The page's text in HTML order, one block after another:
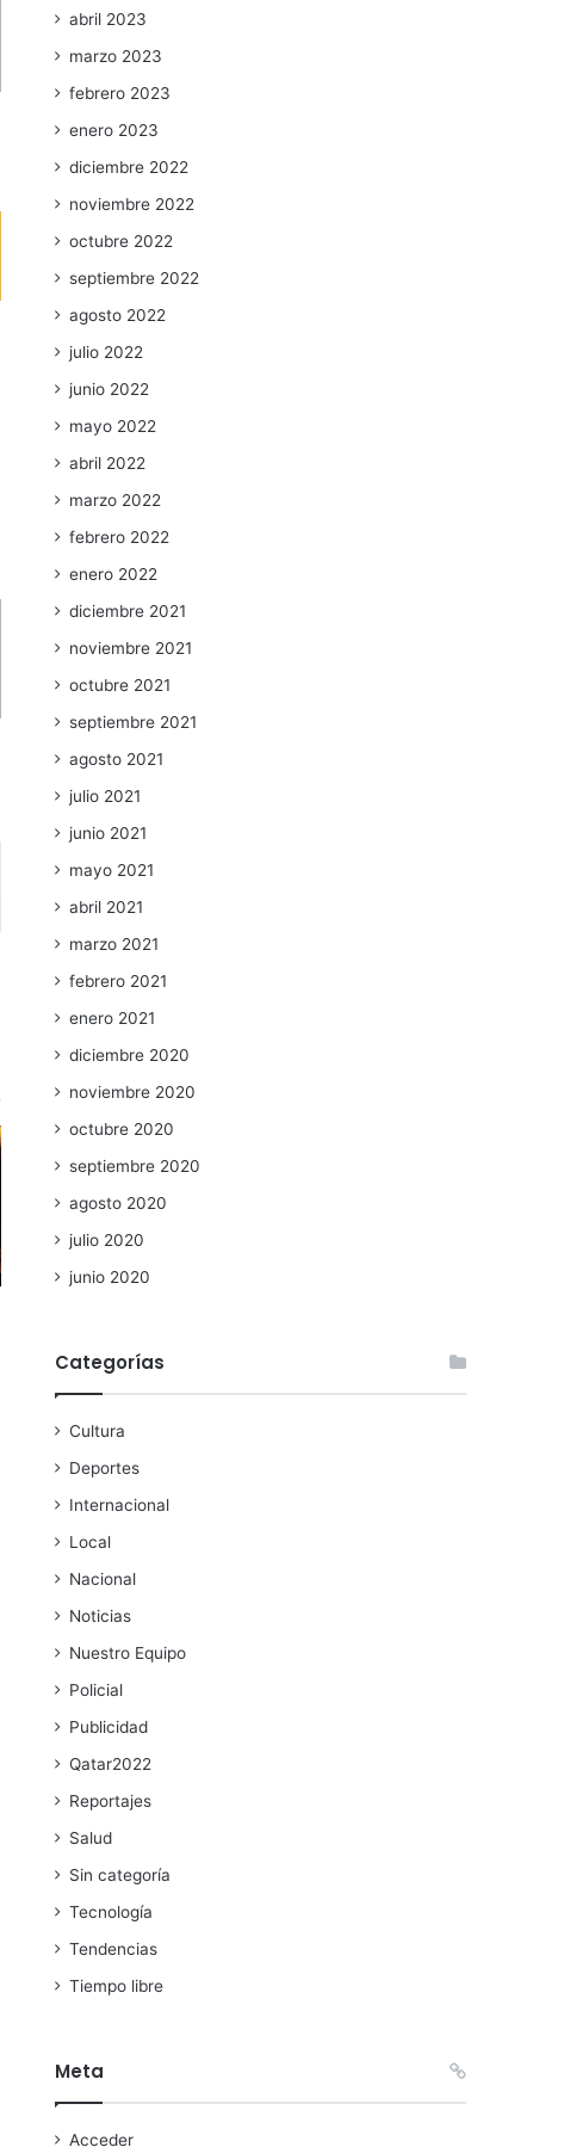
abril 2023
marzo 2023
febrero 2023
enero 2023
diciembre 2022
noviembre 2022
octubre 2022
septiembre 2022
agosto 2022
julio 2022
junio 2022
mayo 2022
abril 2022
marzo 2022
febrero 2022
enero 2022
diciembre 2021
noviembre 2021
octubre 2021
septiembre 2021
agosto 2021
julio 2021
junio 2021
mayo 2021
abril 2021
marzo 2021
febrero 2021
enero 2021
diciembre 2020
noviembre 2020
octubre 2020
septiembre 2020
agosto 2020
julio 2020
junio 2020
Categorías
Cultura
Deportes
Internacional
Local
Nacional
Noticias
Nuestro Equipo
Policial
Publicidad
Qatar2022
Reportajes
Salud
Sin categoría
Tecnología
Tendencias
Tiempo libre
Meta
Acceder